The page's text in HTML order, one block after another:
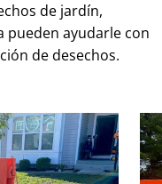
de jardín,
pueden ayudarle con
de desechos.